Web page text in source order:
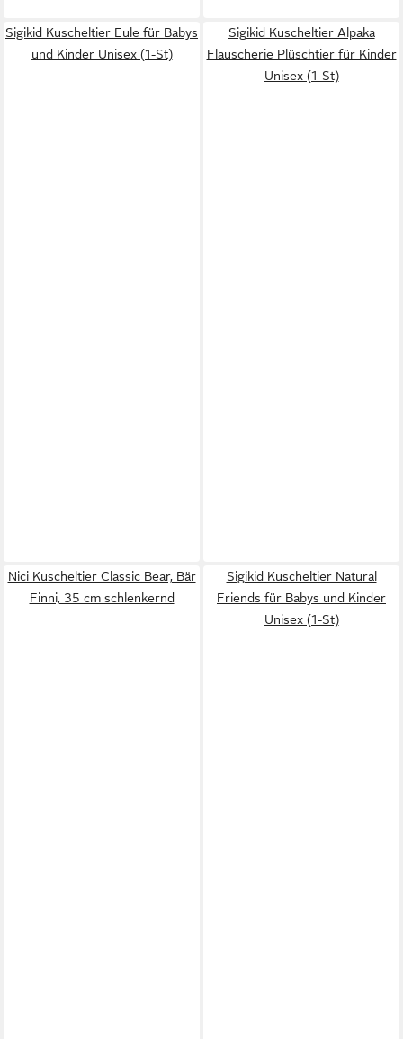
Sigikid Kuscheltier Eule für Babys
und Kinder Unisex (1-St)
Sigikid Kuscheltier Alpaka
Flauscherie Plüschtier für Kinder
Unisex (1-St)
Nici Kuscheltier Classic Bear, Bär
Finni, 35 cm schlenkernd
Sigikid Kuscheltier Natural
Friends für Babys und Kinder
Unisex (1-St)